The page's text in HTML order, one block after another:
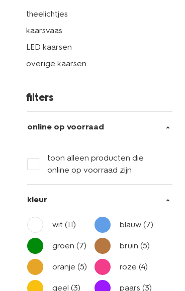
theelichtjes
kaarsvaas
LED kaarsen
overige kaarsen
filters
online op voorraad
toon alleen producten die
online op voorraad zijn
kleur
wit (11) blauw(7)
groen (7) bruin(5)
oranje (5) roze(4)
geel (3) paars(3)